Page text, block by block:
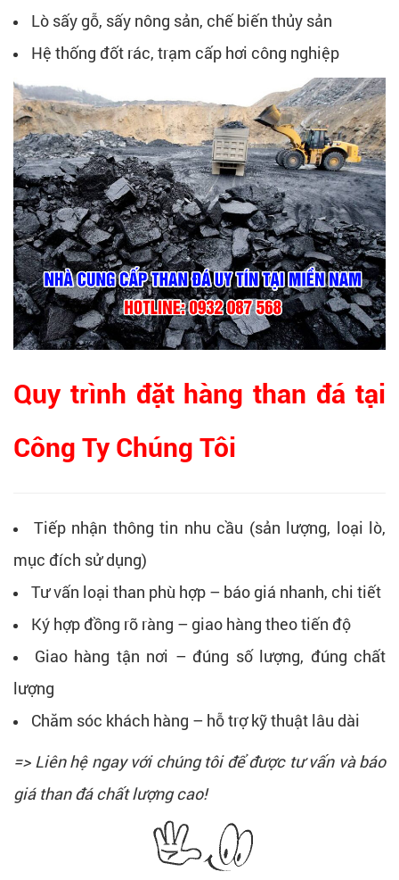
Lò sấy gỗ, sấy nông sản, chế biến thủy sản
Hệ thống đốt rác, trạm cấp hơi công nghiệp
Quy trình đặt hàng than đá tại
Công Ty Chúng Tôi
Tiếp nhận thông tin nhu cầu (sản lượng, loại lò,
mục đích sử dụng)
Tư vấn loại than phù hợp – báo giá nhanh, chi tiết
Ký hợp đồng rõ ràng – giao hàng theo tiến độ
Giao hàng tận nơi – đúng số lượng, đúng chất
lượng
Chăm sóc khách hàng – hỗ trợ kỹ thuật lâu dài
=> Liên hệ ngay với chúng tôi để được tư vấn và báo
giá than đá chất lượng cao!